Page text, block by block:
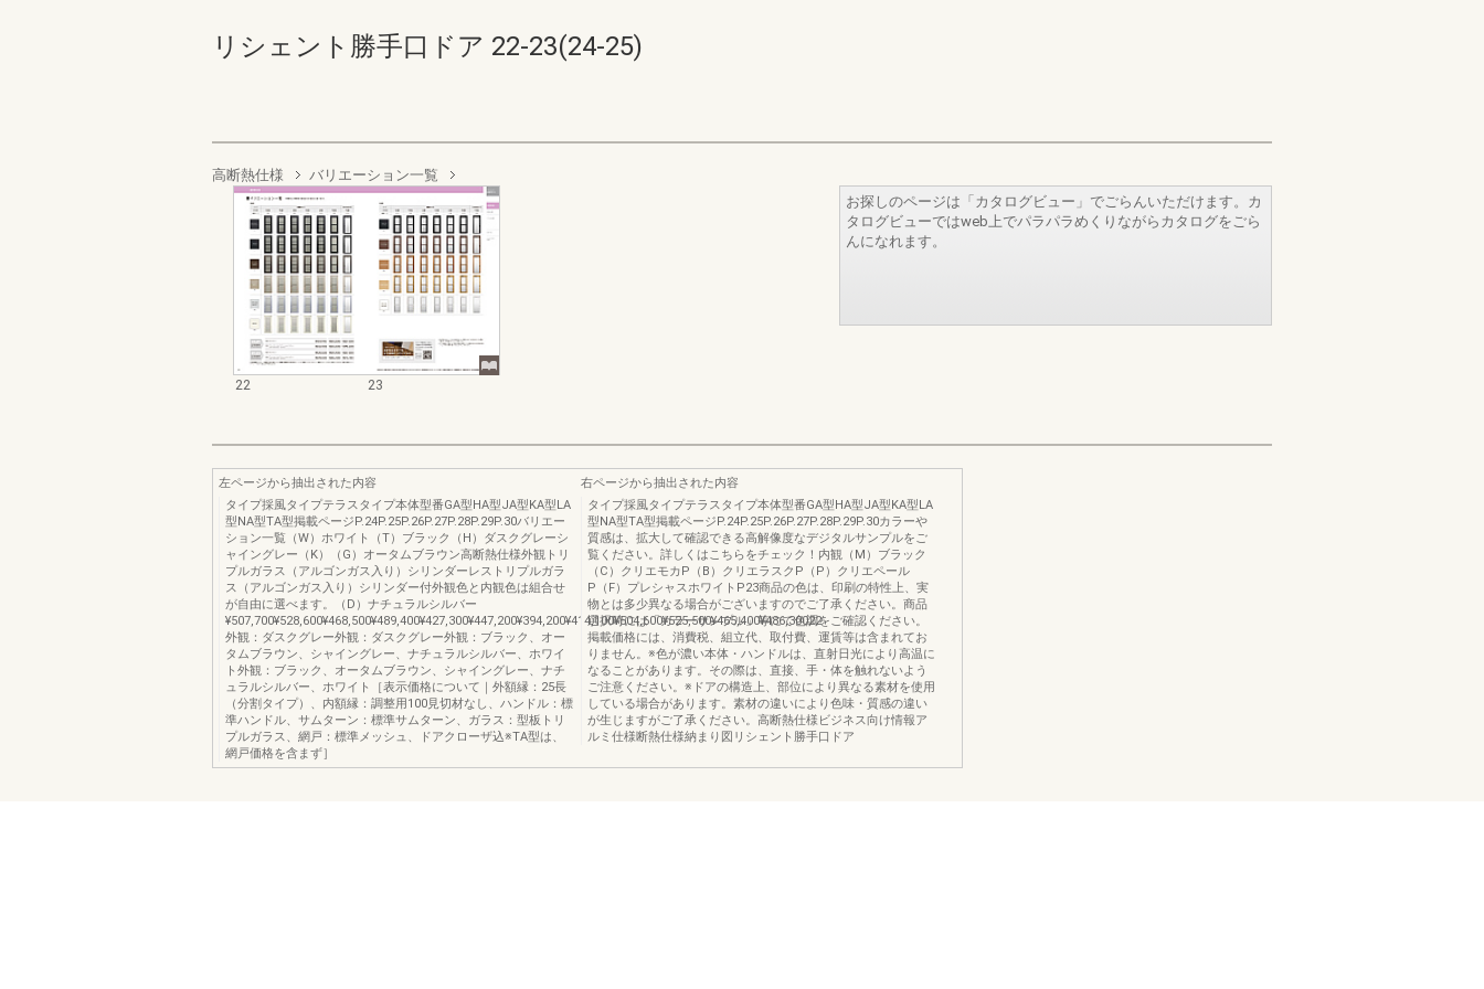
リシェント勝手口ドア 22-23(24-25)
高断熱仕様 バリエーション一覧
22 23
お探しのページは「カタログビュー」でごらんいただけます。カ
タログビューではweb上でパラパラめくりながらカタログをごら
んになれます。
左ページから抽出された内容
タイプ採風タイプテラスタイプ本体型番GA型HA型JA型KA型LA
型NA型TA型掲載ページP.24P.25P.26P.27P.28P.29P.30バリエー
ション一覧（W）ホワイト（T）ブラック（H）ダスクグレーシ
ャイングレー（K）（G）オータムブラウン高断熱仕様外観トリ
プルガラス（アルゴンガス入り）シリンダーレストリプルガラ
ス（アルゴンガス入り）シリンダー付外観色と内観色は組合せ
が自由に選べます。（D）ナチュラルシルバー
¥507,700¥528,600¥468,500¥489,400¥427,300¥447,200¥394,200¥414,100¥504,600¥525,500¥465,400¥486,30022
外観：ダスクグレー外観：ダスクグレー外観：ブラック、オー
タムブラウン、シャイングレー、ナチュラルシルバー、ホワイ
ト外観：ブラック、オータムブラウン、シャイングレー、ナチ
ュラルシルバー、ホワイト［表示価格について｜外額縁：25長
（分割タイプ）、内額縁：調整用100見切材なし、ハンドル：標
準ハンドル、サムターン：標準サムターン、ガラス：型板トリ
プルガラス、網戸：標準メッシュ、ドアクローザ込※TA型は、
網戸価格を含まず］
右ページから抽出された内容
タイプ採風タイプテラスタイプ本体型番GA型HA型JA型KA型LA
型NA型TA型掲載ページP.24P.25P.26P.27P.28P.29P.30カラーや
質感は、拡大して確認できる高解像度なデジタルサンプルをご
覧ください。詳しくはこちらをチェック！内観（M）ブラック
（C）クリエモカP（B）クリエラスクP（P）クリエペール
P（F）プレシャスホワイトP23商品の色は、印刷の特性上、実
物とは多少異なる場合がございますのでご了承ください。商品
選択時には「カラーサンプル」等にて色調をご確認ください。
掲載価格には、消費税、組立代、取付費、運賃等は含まれてお
りません。※色が濃い本体・ハンドルは、直射日光により高温に
なることがあります。その際は、直接、手・体を触れないよう
ご注意ください。※ドアの構造上、部位により異なる素材を使用
している場合があります。素材の違いにより色味・質感の違い
が生じますがご了承ください。高断熱仕様ビジネス向け情報ア
ルミ仕様断熱仕様納まり図リシェント勝手口ドア